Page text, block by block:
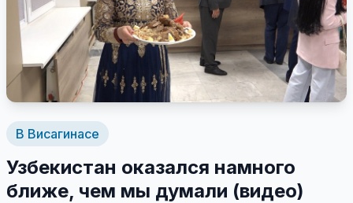
В Висагинасе
Узбекистан оказался намного
ближе, чем мы думали (видео)